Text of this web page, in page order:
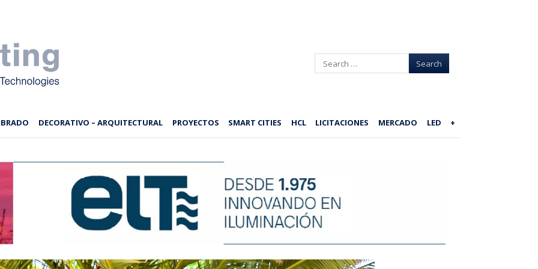
Search
DECORATIVO – ARQUITECTURAL PROYECTOS SMART CITIES HCL LICITACIONES MERCADO LED +